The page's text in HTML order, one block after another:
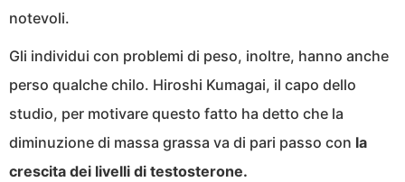
notevoli.
Gli individui con problemi di peso, inoltre, hanno anche
perso qualche chilo. Hiroshi Kumagai, il capo dello
studio, per motivare questo fatto ha detto che la
diminuzione di massa grassa va di pari passo con la
crescita dei livelli di testosterone.